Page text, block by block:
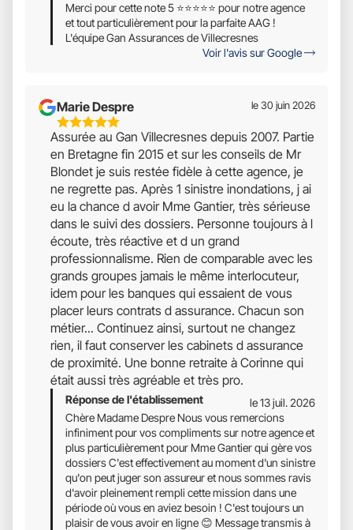
Merci pour cette note 5 ⭐⭐⭐⭐⭐ pour notre agence
et tout particulièrement pour la parfaite AAG !
L'équipe Gan Assurances de Villecresnes
Voir l'avis sur Google
Marie Despre
5
Étoiles
Sur
5
le 30 juin 2026
Assurée au Gan Villecresnes depuis 2007. Partie
en Bretagne fin 2015 et sur les conseils de Mr
Blondet je suis restée fidèle à cette agence, je
ne regrette pas. Après 1 sinistre inondations, j ai
eu la chance d avoir Mme Gantier, très sérieuse
dans le suivi des dossiers. Personne toujours à l
écoute, très réactive et d un grand
professionnalisme. Rien de comparable avec les
grands groupes jamais le même interlocuteur,
idem pour les banques qui essaient de vous
placer leurs contrats d assurance. Chacun son
métier... Continuez ainsi, surtout ne changez
rien, il faut conserver les cabinets d assurance
de proximité. Une bonne retraite à Corinne qui
était aussi très agréable et très pro.
Réponse de l'établissement
le 13 juil. 2026
Chère Madame Despre Nous vous remercions
infiniment pour vos compliments sur notre agence et
plus particulièrement pour Mme Gantier qui gère vos
dossiers C'est effectivement au moment d'un sinistre
qu'on peut juger son assureur et nous sommes ravis
d'avoir pleinement rempli cette mission dans une
période où vous en aviez besoin ! C'est toujours un
plaisir de vous avoir en ligne 😊 Message transmis à